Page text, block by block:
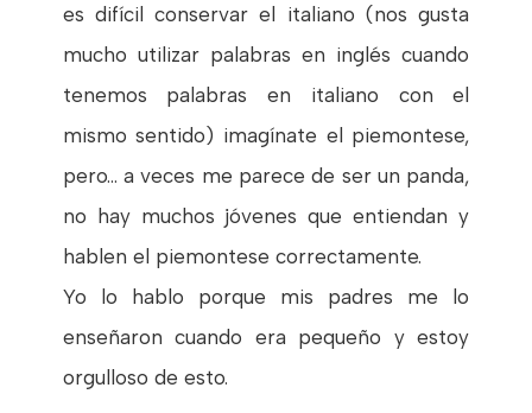
es difícil conservar el italiano (nos gusta
mucho utilizar palabras en inglés cuando
tenemos palabras en italiano con el
mismo sentido) imagínate el piemontese,
pero... a veces me parece de ser un panda,
no hay muchos jóvenes que entiendan y
hablen el piemontese correctamente.
Yo lo hablo porque mis padres me lo
enseñaron cuando era pequeño y estoy
orgulloso de esto.